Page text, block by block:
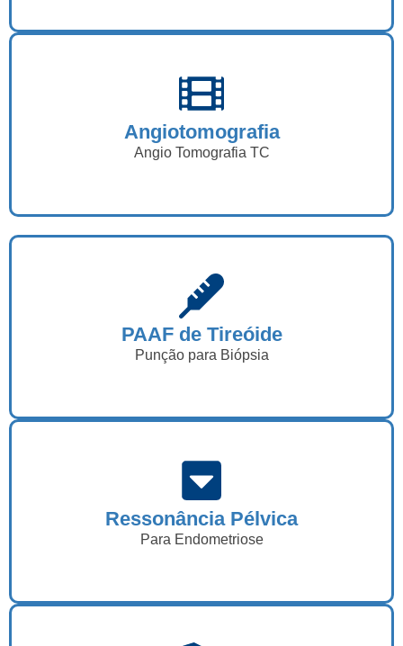
Angiotomografia
Angio Tomografia TC
PAAF de Tireóide
Punção para Biópsia
Ressonância Pélvica
Para Endometriose